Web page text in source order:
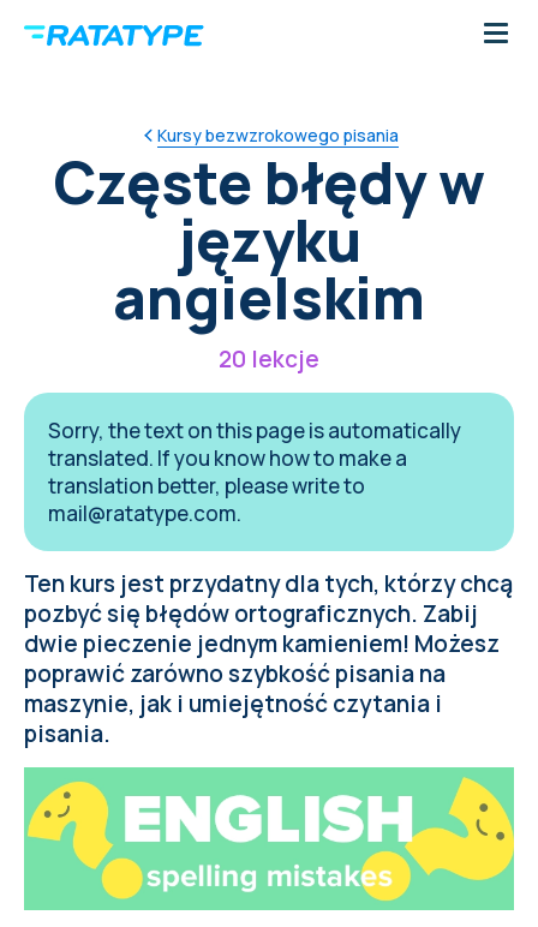
Kursy bezwzrokowego pisania
Częste błędy w
języku
angielskim
20 lekcje
Sorry, the text on this page is automatically
translated. If you know how to make a
translation better, please write to
mail@ratatype.com.
Ten kurs jest przydatny dla tych, którzy chcą
pozbyć się błędów ortograficznych. Zabij
dwie pieczenie jednym kamieniem! Możesz
poprawić zarówno szybkość pisania na
maszynie, jak i umiejętność czytania i
pisania.